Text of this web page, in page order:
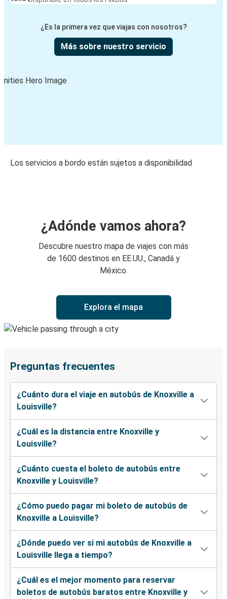
¿Es la primera vez que viajas con nosotros?
Más sobre nuestro servicio
Los servicios a bordo están sujetos a disponibilidad
¿Adónde vamos ahora?
Descubre nuestro mapa de viajes con más
de 1600 destinos en EE.UU., Canadá y
México.
Explora el mapa
Preguntas frecuentes
¿Cuánto dura el viaje en autobús de Knoxville a
Louisville?
¿Cuál es la distancia entre Knoxville y
Louisville?
¿Cuánto cuesta el boleto de autobús entre
Knoxville y Louisville?
¿Cómo puedo pagar mi boleto de autobús de
Knoxville a Louisville?
¿Dónde puedo ver si mi autobús de Knoxville a
Louisville llega a tiempo?
¿Cuál es el mejor momento para reservar
boletos de autobús baratos entre Knoxville y